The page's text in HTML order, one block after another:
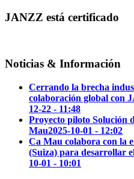
JANZZ está certificado
Noticias & Información
Cerrando la brecha
colaboración global con
12-22 - 11:48
Proyecto piloto Solución
Mau2025-10-01 - 12:02
Ca Mau colabora con la
(Suiza) para desarrollar
10-01 - 10:01